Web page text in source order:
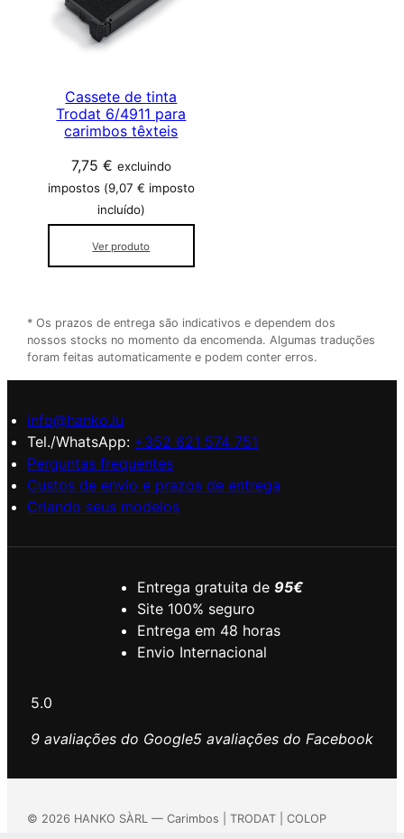
Cassete de tinta
Trodat 6/4911 para
carimbos têxteis
7,75 € excluindo
impostos (9,07 € imposto
incluído)
Ver produto
* Os prazos de entrega são indicativos e dependem dos
nossos stocks no momento da encomenda. Algumas traduções
foram feitas automaticamente e podem conter erros.
info@hanko.lu
Tel./WhatsApp: +352 621 574 751
Perguntas frequentes
Custos de envio e prazos de entrega
Criando seus modelos
Entrega gratuita de 95€
Site 100% seguro
Entrega em 48 horas
Envio Internacional
5.0
9 avaliações do Google5 avaliações do Facebook
© 2026 HANKO SÀRL — Carimbos | TRODAT | COLOP